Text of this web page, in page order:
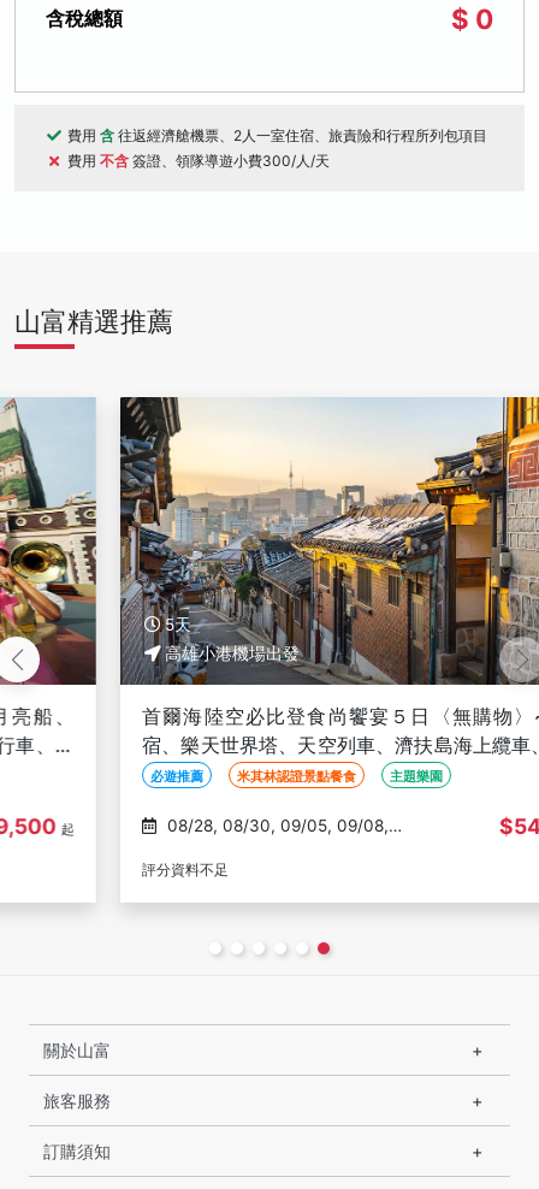
含稅總額 $ 0
費用 含 往返經濟艙機票、2人一室住宿、旅責險和行程所列包項目
費用 不含 簽證、領隊導遊小費300/人/天
山富精選推薦
5天
高雄小港機場出發
首爾海陸空必比登食尚饗宴５日〈無購物〉~四星旅
宿、樂天世界塔、天空列車、濟扶島海上纜車、漢江遊
覽船、自由購物樂-高雄出發
米其林認證景點餐食 主題樂園
$54,900 起
關於山富
旅客服務
訂購須知